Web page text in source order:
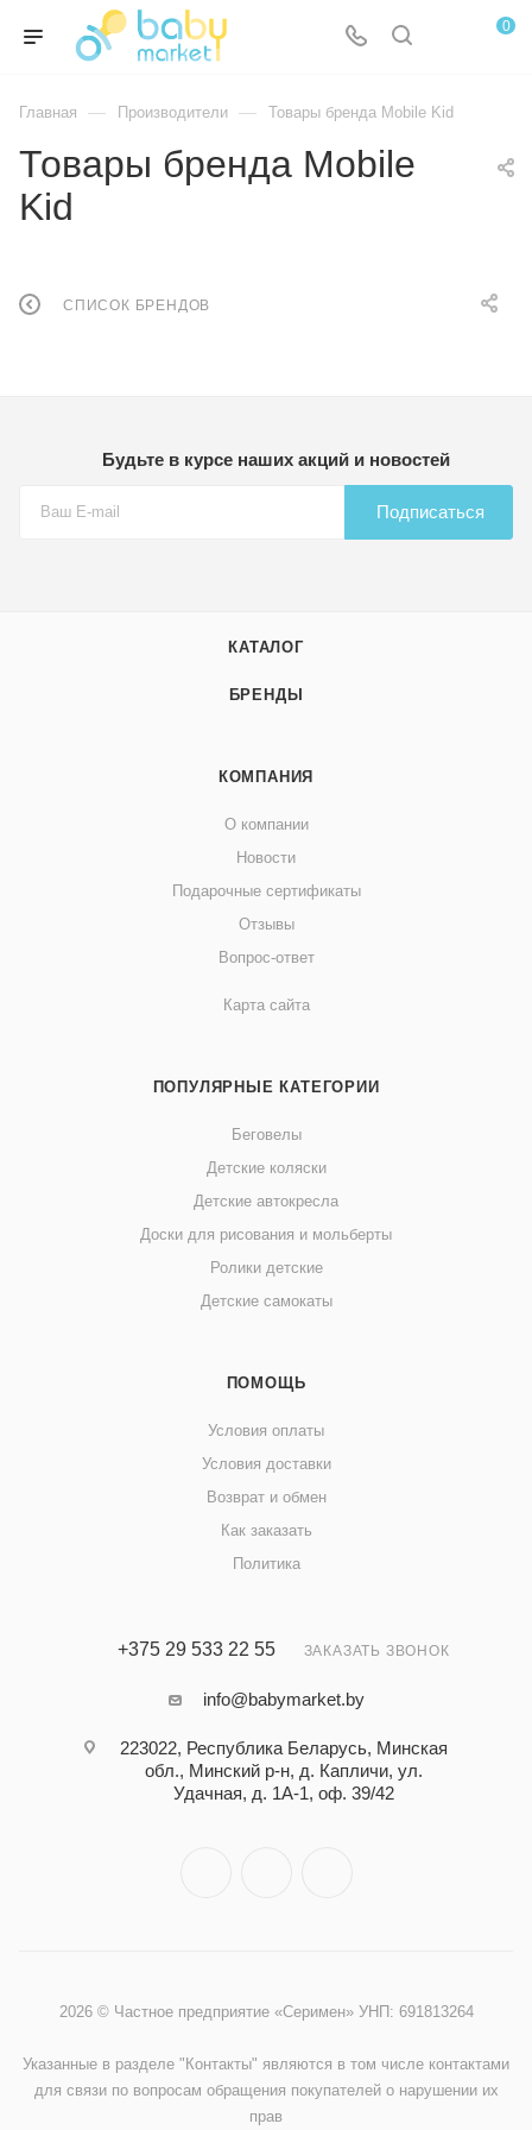
0
Главная — Производители — Товары бренда Mobile Kid
Товары бренда Mobile
Kid
СПИСОК БРЕНДОВ
Будьте в курсе наших акций и новостей
Подписаться
КАТАЛОГ
БРЕНДЫ
КОМПАНИЯ
О компании
Новости
Подарочные сертификаты
Отзывы
Вопрос-ответ
Карта сайта
ПОПУЛЯРНЫЕ КАТЕГОРИИ
Беговелы
Детские коляски
Детские автокресла
Доски для рисования и мольберты
Ролики детские
Детские самокаты
ПОМОЩЬ
Условия оплаты
Условия доставки
Возврат и обмен
Как заказать
Политика
+375 29 533 22 55 ЗАКАЗАТЬ ЗВОНОК
info@babymarket.by
223022, Республика Беларусь, Минская
обл., Минский р-н, д. Капличи, ул.
Удачная, д. 1А-1, оф. 39/42
2026 © Частное предприятие «Серимен» УНП: 691813264
Указанные в разделе "Контакты" являются в том числе контактами
для связи по вопросам обращения покупателей о нарушении их
прав